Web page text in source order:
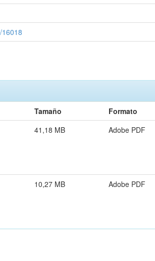
Tamaño
Formato
41,18 MB Adobe PDF
10,27 MB Adobe PDF